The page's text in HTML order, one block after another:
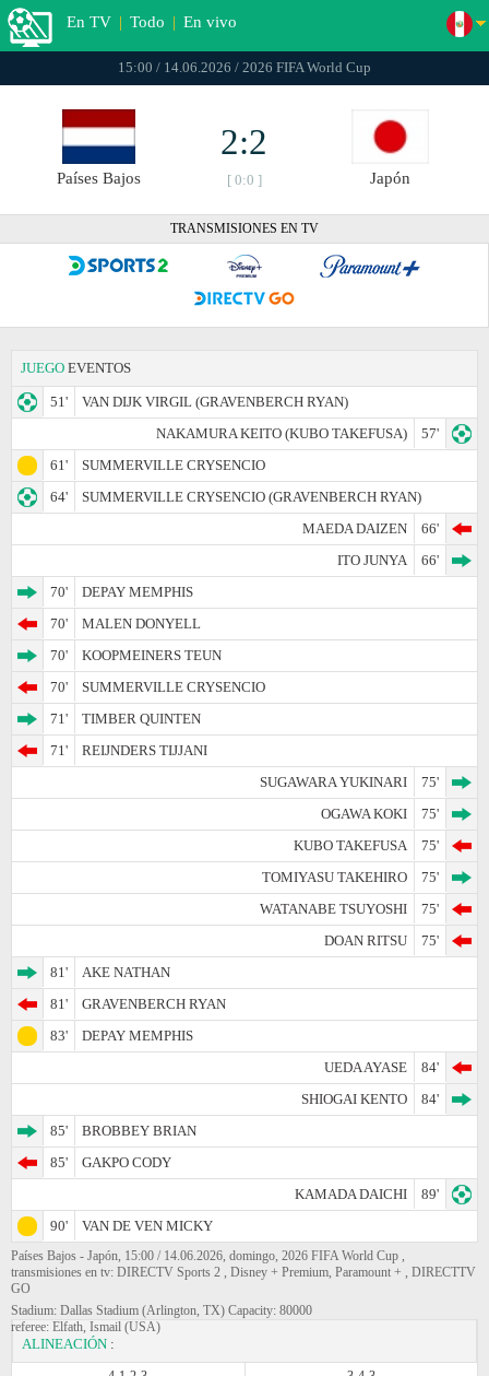
En TV | Todo | En vivo
15:00 / 14.06.2026 / 2026 FIFA World Cup
Países Bajos
2:2
[ 0:0 ] Japón
TRANSMISIONES EN TV
JUEGO EVENTOS
51'
VAN DIJK VIRGIL (GRAVENBERCH RYAN)
NAKAMURA KEITO (KUBO TAKEFUSA)
57'
61'
SUMMERVILLE CRYSENCIO
64'
SUMMERVILLE CRYSENCIO (GRAVENBERCH RYAN)
MAEDA DAIZEN
66'
ITO JUNYA
66'
70'
DEPAY MEMPHIS
70'
MALEN DONYELL
70'
KOOPMEINERS TEUN
70'
SUMMERVILLE CRYSENCIO
71'
TIMBER QUINTEN
71'
REIJNDERS TIJJANI
SUGAWARA YUKINARI
75'
OGAWA KOKI
75'
KUBO TAKEFUSA
75'
TOMIYASU TAKEHIRO
75'
WATANABE TSUYOSHI
75'
DOAN RITSU
75'
81'
AKE NATHAN
81'
GRAVENBERCH RYAN
83'
DEPAY MEMPHIS
UEDA AYASE
84'
SHIOGAI KENTO
84'
85'
BROBBEY BRIAN
85'
GAKPO CODY
KAMADA DAICHI
89'
90'
VAN DE VEN MICKY
Países Bajos - Japón, 15:00 / 14.06.2026, domingo, 2026 FIFA World Cup ,
transmisiones en tv: DIRECTV Sports 2 , Disney + Premium, Paramount + , DIRECTTV
GO
Stadium: Dallas Stadium (Arlington, TX) Capacity: 80000
referee: Elfath, Ismail (USA)
ALINEACIÓN :